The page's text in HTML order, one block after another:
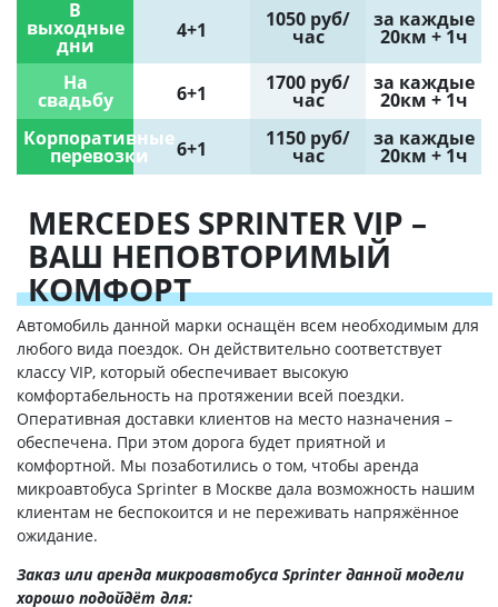
В
выходные
дни
4+1 1050 руб/
час
за каждые
20км + 1ч
На
свадьбу 6+1 1700 руб/
час
за каждые
20км + 1ч
Корпоративные
перевозки 6+1 1150 руб/
час
за каждые
20км + 1ч
MERCEDES SPRINTER VIP –
ВАШ НЕПОВТОРИМЫЙ
КОМФОРТ
Автомобиль данной марки оснащён всем необходимым для
любого вида поездок. Он действительно соответствует
классу VIP, который обеспечивает высокую
комфортабельность на протяжении всей поездки.
Оперативная доставки клиентов на место назначения –
обеспечена. При этом дорога будет приятной и
комфортной. Мы позаботились о том, чтобы аренда
микроавтобуса Sprinter в Москве дала возможность нашим
клиентам не беспокоится и не переживать напряжённое
ожидание.
Заказ или аренда микроавтобуса Sprinter данной модели
хорошо подойдёт для: